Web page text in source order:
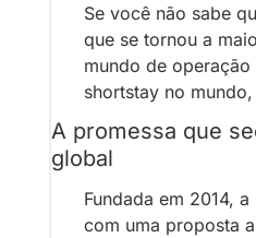
Se você não sabe
que se tornou a
mundo de
shortstay no
A promessa que
global
Fundada em 2014,
com uma proposta